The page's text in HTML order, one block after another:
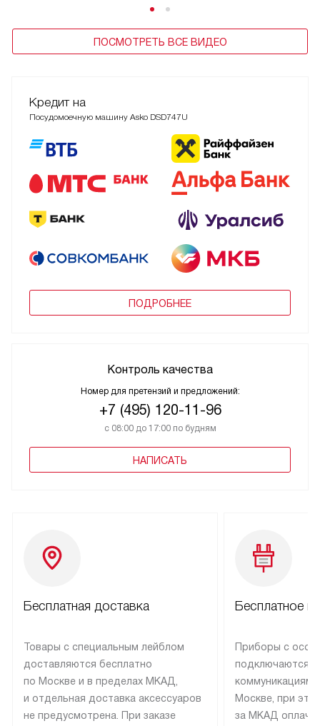
ПОСМОТРЕТЬ ВСЕ ВИДЕО
Кредит на
Посудомоечную машину Asko DSD747U
ПОДРОБНЕЕ
Контроль качества
Номер для претензий и предложений:
+7 (495) 120-11-96
с 08:00 до 17:00 по будням
НАПИСАТЬ
Бесплатная доставка
Товары с специальным лейблом
доставляются бесплатно
по Москве и в пределах МКАД,
и отдельная доставка аксессуаров
не предусмотрена. При заказе
Бесплатное
Приборы с
подключаются к
коммуникациям
Москве, при
за МКАД